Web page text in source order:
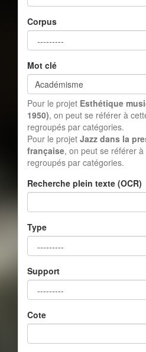
Corpus
Mot clé
Pour le projet Esthétique
1950), on peut se référer à
regroupés par catégories.
Pour le projet Jazz dans la
française, on peut se référer à
regroupés par catégories.
Recherche plein texte (OCR)
Type
Support
Cote